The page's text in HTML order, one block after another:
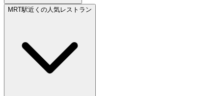
MRT駅近くの人気レストラン